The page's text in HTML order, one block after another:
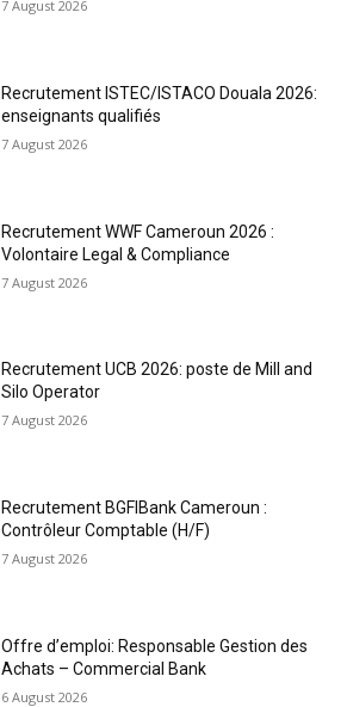
7 August 2026
Recrutement ISTEC/ISTACO Douala 2026:
enseignants qualifiés
7 August 2026
Recrutement WWF Cameroun 2026 :
Volontaire Legal & Compliance
7 August 2026
Recrutement UCB 2026: poste de Mill and
Silo Operator
7 August 2026
Recrutement BGFIBank Cameroun :
Contrôleur Comptable (H/F)
7 August 2026
Offre d’emploi: Responsable Gestion des
Achats – Commercial Bank
6 August 2026